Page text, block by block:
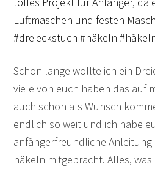
Schon lange wollte ich ein
viele von euch haben das auf
auch schon als Wunsch
endlich so weit und ich habe
anfängerfreundliche Anleitung
häkeln mitgebracht. Alles,